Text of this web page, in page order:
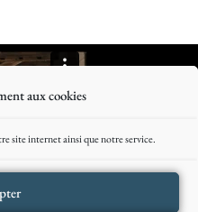
aux cookies
site internet ainsi que notre service.